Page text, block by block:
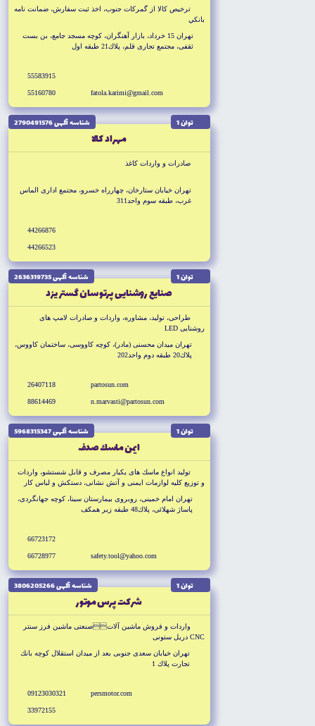
ترخيص كالا از گمركات جنوب، اخذ ثبت سفارش، ضمانت نامه
بانكي
تهران 15 خرداد، بازار آهنگران، كوچه مسجد جامع، بن بست
ثقفى، مجتمع تجارى قلم، پلاك21 طبقه اول
fatola.karimi@gmail.com
55583915
55160780
توان 1 شناسه آگهى 2790491576
مهراد كالا
صادرات و واردات كاغذ
تهران خيابان ستارخان، چهارراه خسرو، مجتمع ادارى الماس
غرب، طبقه سوم واحد311
44266876
44266523
توان 1 شناسه آگهى 2636319735
صنايع روشنايى پرتو سان گستر يزد
طراحى، توليد، مشاوره، واردات و صادرات لامپ هاى
روشنايى LED
تهران ميدان محسنى (مادر)، كوچه كاووسى، ساختمان كاووس،
پلاك20 طبقه دوم واحد202
partosun.com
n.marvasti@partosun.com
26407118
88614469
توان 1 شناسه آگهى 5968315347
ايمن ماسك صدف
توليد انواع ماسك هاى يكبار مصرف و قابل شستشو، واردات
و توزيع كليه لوازمات ايمنى و آتش نشانى، دستكش و لباس كار
تهران امام خمينى، روبروى بيمارستان سينا، كوچه جهانگردى،
پاساژ شهلائى، پلاك48 طبقه زير همكف
safety.tool@yahoo.com
66723172
66728977
توان 1 شناسه آگهى 3806205266
شركت پرس موتور
واردات و فروش ماشين آلاتصنعتى ماشين فرز سنتر
CNC دريل ستونى
تهران خيابان سعدى جنوبى بعد از ميدان استقلال كوچه بانك
تجارت پلاك 1
persmotor.com
09123030321
33972155